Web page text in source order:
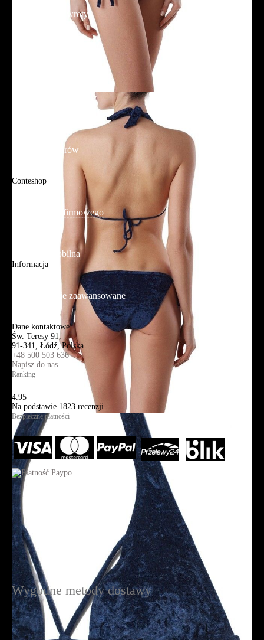
Reklamacje i zwroty
Tabela rozmiarów
Conteshop
Adres sklepu firmowego
Aplikacja mobilna
Informacja
Wyszukiwanie zaawansowane
Dane kontaktowe
Św. Teresy 91,
91-341, Łódź, Polska
+48 500 503 636
Napisz do nas
Ranking
4.95
Na podstawie 1823 recenzji
Bezpieczne płatności
Wygodne metody dostawy